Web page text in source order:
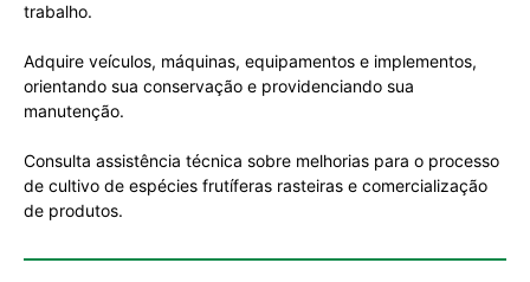
trabalho.
Adquire veículos, máquinas, equipamentos e implementos,
orientando sua conservação e providenciando sua
manutenção.
Consulta assistência técnica sobre melhorias para o processo
de cultivo de espécies frutíferas rasteiras e comercialização
de produtos.